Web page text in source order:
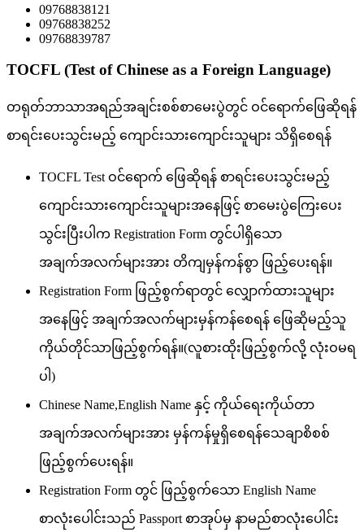
09768838121
09768838252
09768839787
TOCFL (Test of Chinese as a Foreign Language)
တရုတ်ဘာသာအရည်အချင်းစစ်စာမေးပွဲတွင် ဝင်ရောက်‌ဖြေဆိုရန်
စာရင်းပေးသွင်းမည့် ကျောင်းသားကျောင်းသူများ သိရှိစေရန်
TOCFL Test ဝင်ရောက် ဖြေဆိုရန် စာရင်းပေးသွင်းမည့်
ကျောင်းသားကျောင်းသူများအနေဖြင့် စာမေးပွဲကြေးပေး
သွင်းပြီးပါက Registration Form တွင်ပါရှိသော
အချက်အလက်များအား တိကျမှန်ကန်စွာ ဖြည့်ပေးရန်။
Registration Form ဖြည့်စွက်ရာတွင် လျှောက်ထားသူများ
အနေဖြင့် အချက်အလက်များမှန်ကန်စေရန် ဖြေဆိုမည့်သူ
ကိုယ်တိုင်သာဖြည့်စွက်ရန်။(လူစားထိုးဖြည့်စွက်လို့ လုံးဝမရ
ပါ)
Chinese Name,English Name နှင့် ကိုယ်ရေးကိုယ်တာ
အချက်အလက်များအား မှန်ကန်မှုရှိစေရန်သေချာစိစစ်
ဖြည့်စွက်ပေးရန်။
Registration Form တွင် ဖြည့်စွက်သော English Name
စာလုံးပေါင်းသည် Passport စာအုပ်မှ နာမည်စာလုံးပေါင်း